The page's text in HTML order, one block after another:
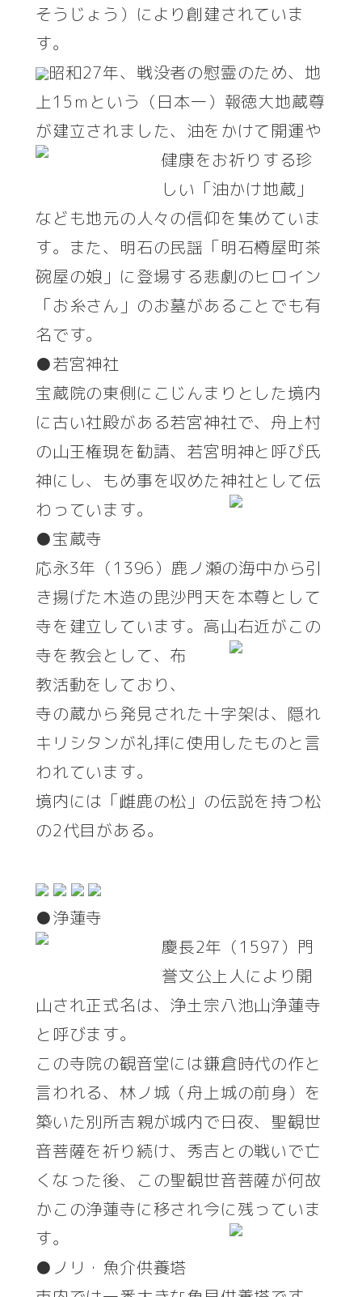
そうじょう）により創建されていま
す。
昭和27年、戦没者の慰霊のため、地
上15ｍという（日本一）報徳大地蔵尊
が建立されました、油をかけて開運や
健康をお祈りする珍
しい「油かけ地蔵」
なども地元の人々の信仰を集めていま
す。また、明石の民謡「明石樽屋町茶
碗屋の娘」に登場する悲劇のヒロイン
「お糸さん」のお墓があることでも有
名です。
●若宮神社
宝蔵院の東側にこじんまりとした境内
に古い社殿がある若宮神社で、舟上村
の山王権現を勧請、若宮明神と呼び氏
神にし、もめ事を収めた神社として伝
わっています。
●宝蔵寺
応永3年（1396）鹿ノ瀬の海中から引
き揚げた木造の毘沙門天を本尊として
寺を建立しています。高山右近がこの
寺を教会として、布
教活動をしており、
寺の蔵から発見された十字架は、隠れ
キリシタンが礼拝に使用したものと言
われています。
境内には「雌鹿の松」の伝説を持つ松
の2代目がある。
●浄蓮寺
慶長2年（1597）門
誉文公上人により開
山され正式名は、浄土宗八池山浄蓮寺
と呼びます。
この寺院の観音堂には鎌倉時代の作と
言われる、林ノ城（舟上城の前身）を
築いた別所吉親が城内で日夜、聖観世
音菩薩を祈り続け、秀吉との戦いで亡
くなった後、この聖観世音菩薩が何故
かこの浄蓮寺に移され今に残っていま
す。
●ノリ・魚介供養塔